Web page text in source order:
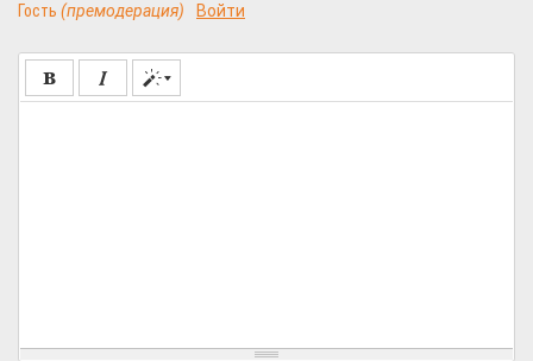
Гость (премодерация) Войти